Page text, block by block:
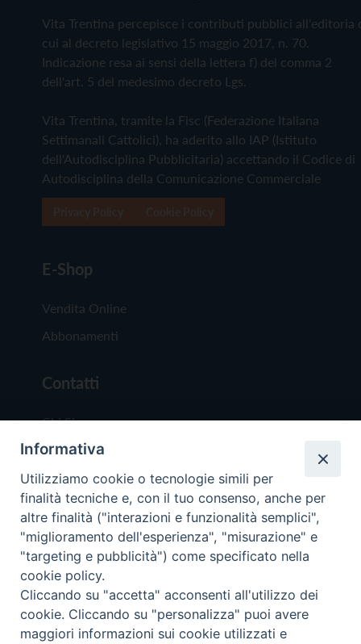
Vita Trentina percepisce i contributi pubblici all'editoria
cui al decreto legislativo 15 maggio 2017, n. 70.
Indicazione resa ai sensi della lettera f) del comma 2
dell'art. 5 del medesimo decreto Lgs.
Vita Trentina, tramite la Fisc (Federazione Italiana
Settimanali Cattolici), ha aderito allo IAP (Istituto
dell'Autodisciplina Pubblicitaria) accettando il Codice di
Autodisciplina della Comunicazione Commerciale
E-Shop
Vendita Online
Abbonamenti
Contatti
Chi Siamo
Redazione
Scrivici
Copyright © 2019 - Tutti i diritti riservati - Vita
Trentina Editrice
Informativa
Utilizziamo cookie o tecnologie simili per
finalità tecniche e, con il tuo consenso, anche per
altre finalità ("interazioni e funzionalità semplici",
"miglioramento dell'esperienza", "misurazione" e
"targeting e pubblicità") come specificato nella
cookie policy.
Cliccando su "accetta" acconsenti all'utilizzo dei
cookie. Cliccando su "personalizza" puoi avere
maggiori informazioni sui cookie utilizzati e